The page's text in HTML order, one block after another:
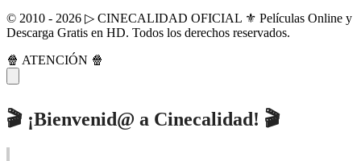
© 2010 - 2026 ▷ CINECALIDAD OFICIAL ⚜️ Películas Online y
Descarga Gratis en HD. Todos los derechos reservados.
🍿 ATENCIÓN 🍿
🎬 ¡Bienvenid@ a Cinecalidad! 🎬